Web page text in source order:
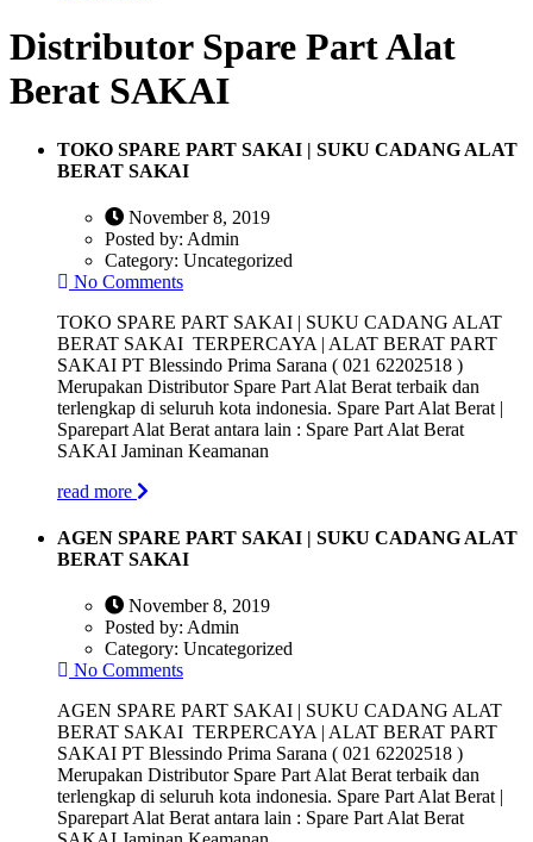
Distributor Spare Part Alat
Berat SAKAI
TOKO SPARE PART SAKAI | SUKU CADANG ALAT
BERAT SAKAI
November 8, 2019
Posted by: Admin
Category: Uncategorized
No Comments
TOKO SPARE PART SAKAI | SUKU CADANG ALAT
BERAT SAKAI TERPERCAYA | ALAT BERAT PART
SAKAI PT Blessindo Prima Sarana ( 021 62202518 )
Merupakan Distributor Spare Part Alat Berat terbaik dan
terlengkap di seluruh kota indonesia. Spare Part Alat Berat |
Sparepart Alat Berat antara lain : Spare Part Alat Berat
SAKAI Jaminan Keamanan
read more
AGEN SPARE PART SAKAI | SUKU CADANG ALAT
BERAT SAKAI
November 8, 2019
Posted by: Admin
Category: Uncategorized
No Comments
AGEN SPARE PART SAKAI | SUKU CADANG ALAT
BERAT SAKAI TERPERCAYA | ALAT BERAT PART
SAKAI PT Blessindo Prima Sarana ( 021 62202518 )
Merupakan Distributor Spare Part Alat Berat terbaik dan
terlengkap di seluruh kota indonesia. Spare Part Alat Berat |
Sparepart Alat Berat antara lain : Spare Part Alat Berat